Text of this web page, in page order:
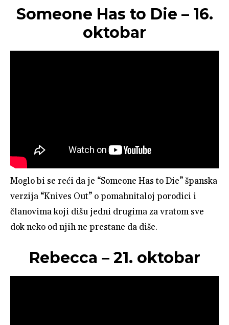
Someone Has to Die – 16.
oktobar
Moglo bi se reći da je “Someone Has to Die” španska
verzija “Knives Out” o pomahnitaloj porodici i
članovima koji dišu jedni drugima za vratom sve
dok neko od njih ne prestane da diše.
Rebecca – 21. oktobar